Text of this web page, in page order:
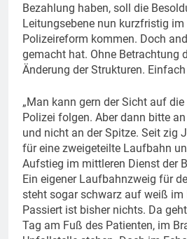
Bezahlung haben, soll die
Leitungsebene nun kurzfristig im
Polizeireform kommen. Doch
gemacht hat. Ohne Betrachtung
Änderung der Strukturen.
„Man kann gern der Sicht auf
Polizei folgen. Aber dann bitte
und nicht an der Spitze. Seit zig
für eine zweigeteilte Laufbahn
Aufstieg im mittleren Dienst der
Ein eigener Laufbahnzweig für
steht sogar schwarz auf weiß im
Passiert ist bisher nichts. Da
Tag am Fuß des Patienten, im